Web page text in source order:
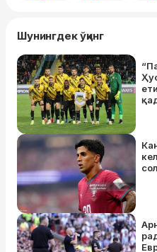
Шунингдек ўқинг